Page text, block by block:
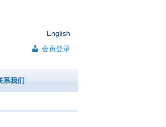
English
会员登录
系我们